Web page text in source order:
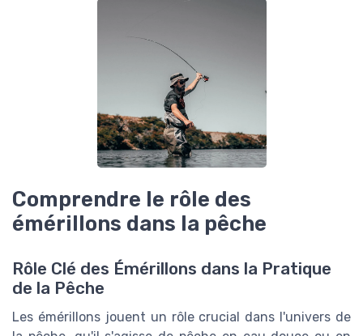
Comprendre le rôle des
émérillons dans la pêche
Rôle Clé des Émérillons dans la Pratique
de la Pêche
Les émérillons jouent un rôle crucial dans l'univers de